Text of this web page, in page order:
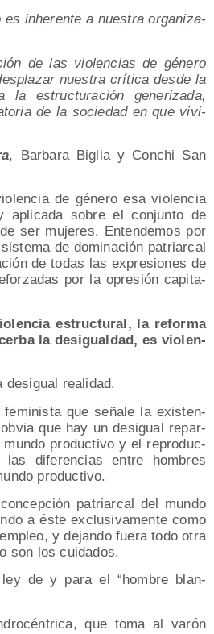
es inhe­ren­te a nues­tra orga­ni­za­
de las vio­len­cias de géne­ro
nues­tra crí­ti­ca des­de la
estruc­tu­ra­ción gene­ri­za­da,
de la socie­dad en que vivi­
, Bar­ba­ra Biglia y Con­chi San
de géne­ro esa vio­len­cia
apli­ca­da sobre el con­jun­to de
ser muje­res. Enten­de­mos por
de domi­na­ción patriar­cal
de todas las expre­sio­nes de
por la opre­sión capi­ta­
estruc­tu­ral, la refor­ma
la des­igual­dad, es vio­len­
des­igual realidad.
femi­nis­ta que seña­le la exis­ten­
que hay un des­igual repar­
pro­duc­ti­vo y el repro­duc­
dife­ren­cias entre hom­bres
productivo.
patriar­cal del mun­do
a éste exclu­si­va­men­te como
y dejan­do fue­ra todo otra
son los cuidados.
de y para el “hom­bre blan­
que toma al varón